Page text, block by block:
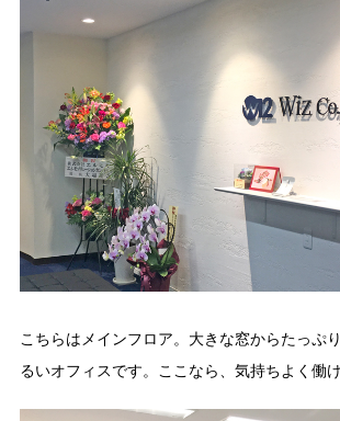
こちらはメインフロア。大きな窓からたっぷ
るいオフィスです。ここなら、気持ちよく働